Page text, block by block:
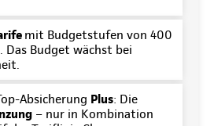
mit Budgetstufen von 400
Das Budget wächst bei
Absicherung Plus: Die
– nur in Kombination